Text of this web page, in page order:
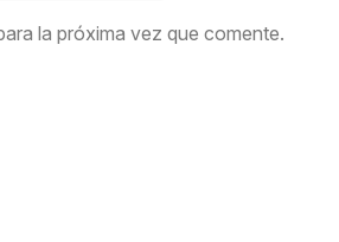
la próxima vez que comente.